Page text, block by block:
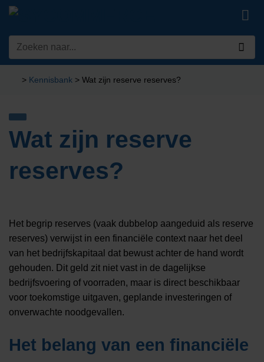
Ga
inhoud
Zoeken
> Kennisbank > Wat zijn reserve reserves?
Wat zijn reserve
reserves?
Het begrip reserves (vaak dubbelop aangeduid als reserve
reserves) verwijst in een financiële context naar het deel
van het bedrijfskapitaal dat bewust achter de hand wordt
gehouden. Dit geld zit niet vast in de dagelijkse
bedrijfsvoering of voorraden, maar is direct beschikbaar
voor toekomstige uitgaven, geplande investeringen of
onverwachte noodgevallen.
Het belang van een financiële